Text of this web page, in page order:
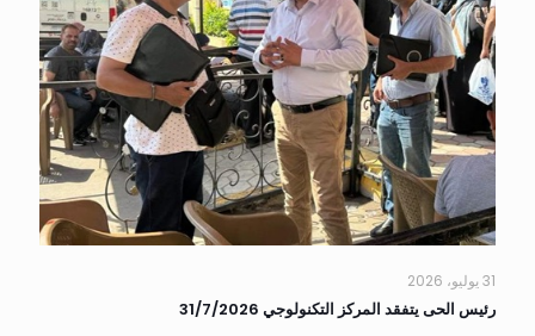
31 يوليو، 2026
رئيس الحى يتفقد المركز التكنولوجي 31/7/2026